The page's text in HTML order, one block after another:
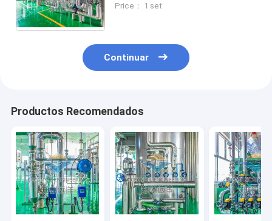
mm para refinación de
Price： 1 set
Continuar
Productos Recomendados